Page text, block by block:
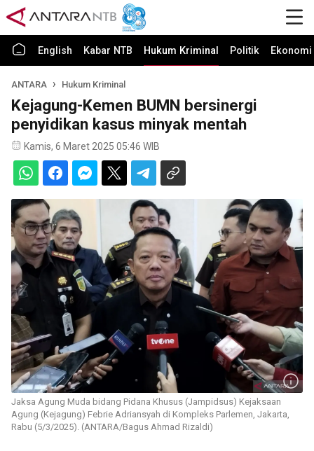
English Kabar NTB Hukum Kriminal Politik
ANTARA Hukum Kriminal
Kejagung-Kemen BUMN bersinergi
penyidikan kasus minyak mentah
Kamis, 6 Maret 2025 05:46 WIB
Jaksa Agung Muda bidang Pidana Khusus (Jampidsus) Kejaksaan
Agung (Kejagung) Febrie Adriansyah di Kompleks Parlemen, Jakarta,
Rabu (5/3/2025). (ANTARA/Bagus Ahmad Rizaldi)